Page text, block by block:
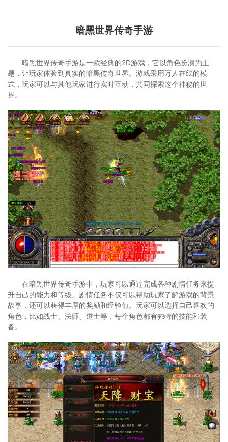
暗黑世界传奇手游
暗黑世界传奇手游是一款经典的2D游戏，它以角色扮演为主
题，让玩家体验到真实的暗黑传奇世界。游戏采用万人在线的模
式，玩家可以与其他玩家进行实时互动，共同探索这个神秘的世
界。
在暗黑世界传奇手游中，玩家可以通过完成各种剧情任务来提
升自己的能力和等级。剧情任务不仅可以帮助玩家了解游戏的背景
故事，还可以获得丰厚的奖励和经验值。玩家可以选择自己喜欢的
角色，比如战士、法师、道士等，每个角色都有独特的技能和装
备。